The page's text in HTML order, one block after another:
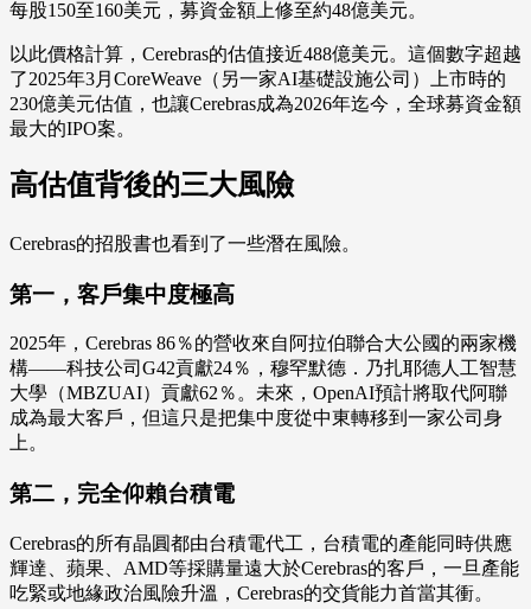
每股150至160美元，募資金額上修至約48億美元。
以此價格計算，Cerebras的估值接近488億美元。這個數字超越
了2025年3月CoreWeave（另一家AI基礎設施公司）上市時的
230億美元估值，也讓Cerebras成為2026年迄今，全球募資金額
最大的IPO案。
高估值背後的三大風險
Cerebras的招股書也看到了一些潛在風險。
第一，客戶集中度極高
2025年，Cerebras 86％的營收來自阿拉伯聯合大公國的兩家機
構——科技公司G42貢獻24％，穆罕默德．乃扎耶德人工智慧
大學（MBZUAI）貢獻62％。未來，OpenAI預計將取代阿聯
成為最大客戶，但這只是把集中度從中東轉移到一家公司身
上。
第二，完全仰賴台積電
Cerebras的所有晶圓都由台積電代工，台積電的產能同時供應
輝達、蘋果、AMD等採購量遠大於Cerebras的客戶，一旦產能
吃緊或地緣政治風險升溫，Cerebras的交貨能力首當其衝。